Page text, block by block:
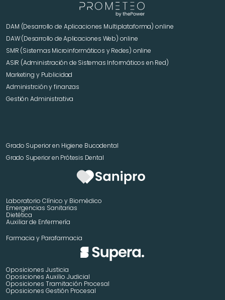
DAM (Desarrollo de Aplicaciones Multiplataforma) online
DAW (Desarrollo de Aplicaciones Web) online
SMR (Sistemas Microinformáticos y Redes) online
ASIR (Administración de Sistemas Informáticos en Red)
Marketing y Publicidad
Administrción y finanzas
Gestión Administrativa
Grado Superior en Higiene Bucodental
Grado Superior en Prótesis Dental
Laboratorio Clínico y Biomédico
Emergencias Sanitarias
Dietética
Auxiliar de Enfermería
Farmacia y Parafarmacia
Oposiciones Justicia
Oposiciones Auxilio Judicial
Oposiciones Tramitación Procesal
Oposiciones Gestión Procesal